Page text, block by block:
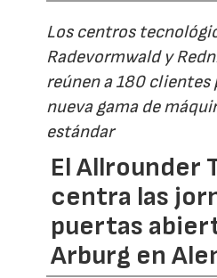
Los centros
Radevormwald y
reúnen a 180 clientes
nueva gama de
estándar
El Allrounder
centra las
puertas
Arburg en